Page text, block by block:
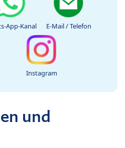
App-Kanal E-Mail / Telefon
Instagram
und